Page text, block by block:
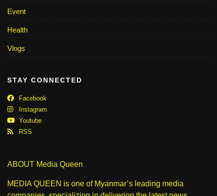
Event
Health
Vlogs
STAY CONNECTED
Facebook
Instagram
Youtube
RSS
ABOUT Media Queen
MEDIA QUEEN is one of Myanmar’s leading media